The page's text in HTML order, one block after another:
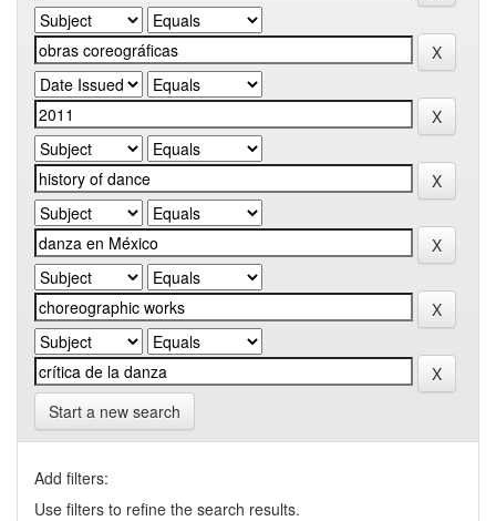
Start a new search
Add filters:
Use filters to refine the search results.